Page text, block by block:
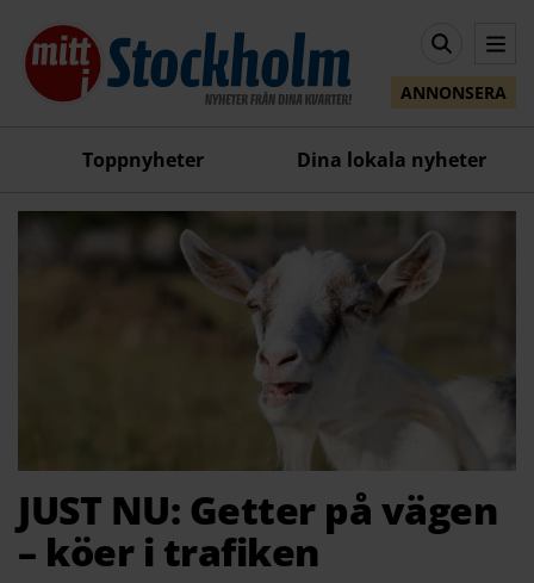
ANNONSERA
Toppnyheter Dina lokala nyheter
JUST NU: Getter på vägen
– köer i trafiken